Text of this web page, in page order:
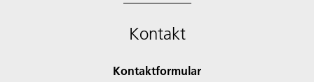
Kontakt
Kontaktformular